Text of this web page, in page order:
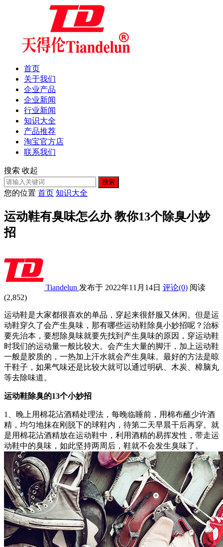
首页
关于我们
企业产品
企业新闻
行业新闻
知识大全
产品推荐
淘宝官方店
联系我们
搜索 收起
搜索
您的位置 首页 知识大全
运动鞋有臭味怎么办 教你13个除臭小妙
招
Tiandelun 发布于 2022年11月14日 评论(0) 阅读
(2,852)
运动鞋是大家都很喜欢的单品，穿起来很舒服又休闲。但是运
动鞋穿久了会产生臭味，那有哪些运动鞋除臭小妙招呢？治标
要先治本，要想除臭味就要先找到产生臭味的原因，穿运动鞋
时我们的运动量一般比较大。会产生大量的脚汗，加上运动鞋
一般是胶质的，一热加上汗水就会产生臭味。最好的方法是晾
干鞋子，如果气味还是比较大就可以通过明矾、木炭、樟脑丸
等去除味道。
运动鞋除臭的13个小妙招
1、晚上用棉花沾酒精处理法，每晚临睡前，用棉布蘸少许酒
精，均匀地抹在刚脱下的球鞋内，待第二天早晨干后再穿。就
是用棉花沾酒精放在运动鞋中，利用酒精的易挥发性，带走运
动鞋中的臭味，如此坚持两周后，鞋就不会发生臭味了。